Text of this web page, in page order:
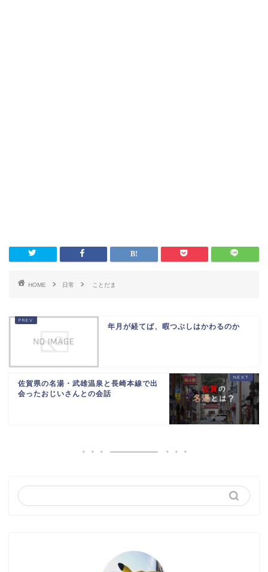
HOME 日常 ことだま
年月が経てば、暇つぶしはかわるのか
佐賀県の名湯・武雄温泉と長崎本線で出
会ったおじいさんとの会話